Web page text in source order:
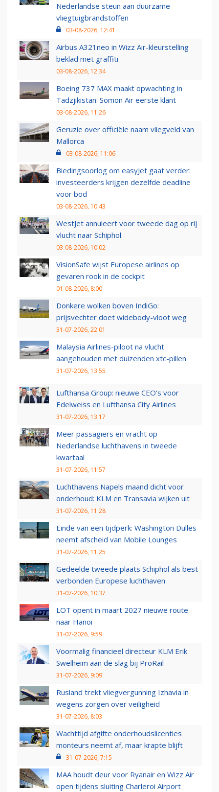
Nederlandse steun aan duurzame
vliegtuigbrandstoffen
03-08-2026, 12:41
Airbus A321neo in Wizz Air-kleurstelling
beklad met graffiti
03-08-2026, 12:34
Boeing 737 MAX maakt opwachting in
Tadzjikistan: Somon Air eerste klant
03-08-2026, 11:26
Geruzie over officiële naam vliegveld van
Mallorca
03-08-2026, 11:06
Biedingsoorlog om easyJet gaat verder:
investeerders krijgen dezelfde deadline
voor bod
03-08-2026, 10:43
WestJet annuleert voor tweede dag op rij
vlucht naar Schiphol
03-08-2026, 10:02
VisionSafe wijst Europese airlines op
gevaren rook in de cockpit
01-08-2026, 8:00
Donkere wolken boven IndiGo:
prijsvechter doet widebody-vloot weg
31-07-2026, 22:01
Malaysia Airlines-piloot na vlucht
aangehouden met duizenden xtc-pillen
31-07-2026, 13:55
Lufthansa Group: nieuwe CEO’s voor
Edelweiss en Lufthansa City Airlines
31-07-2026, 13:17
Meer passagiers en vracht op
Nederlandse luchthavens in tweede
kwartaal
31-07-2026, 11:57
Luchthavens Napels maand dicht voor
onderhoud: KLM en Transavia wijken uit
31-07-2026, 11:28
Einde van een tijdperk: Washington Dulles
neemt afscheid van Mobile Lounges
31-07-2026, 11:25
Gedeelde tweede plaats Schiphol als best
verbonden Europese luchthaven
31-07-2026, 10:37
LOT opent in maart 2027 nieuwe route
naar Hanoi
31-07-2026, 9:59
Voormalig financieel directeur KLM Erik
Swelheim aan de slag bij ProRail
31-07-2026, 9:09
Rusland trekt vliegvergunning Izhavia in
wegens zorgen over veiligheid
31-07-2026, 8:03
Wachttijd afgifte onderhoudslicenties
monteurs neemt af, maar krapte blijft
31-07-2026, 7:15
MAA houdt deur voor Ryanair en Wizz Air
open tijdens sluiting Charleroi Airport